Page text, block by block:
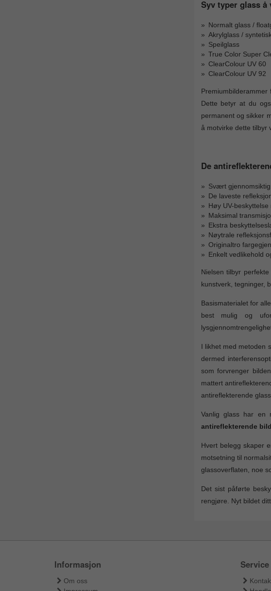
Syv typer glass å
Normalt glass /
Akrylglass /
Speilglass
True Color Super
ClearColour UV 60
ClearColour UV 92
Dette betyr at du
permanent og sikker
å motvirke dette tilbyr
De
Svært
De laveste
Høy UV-
Maksimal
Ekstra
Nøytrale
Originaltro
Enkelt vedlikehold
Nielsen tilbyr
kunstverk, tegninger,
Basismaterialet for
best mulig og
I likhet med metoden
dermed
som forvrenger
mattert
antireflekterende
Vanlig glass har en
antireflekterende
Hvert belegg skaper
motsetning til
glassoverflaten, noe
Det sist påførte
rengjøre. Nyt bildet
Informasjon
Om oss
Service